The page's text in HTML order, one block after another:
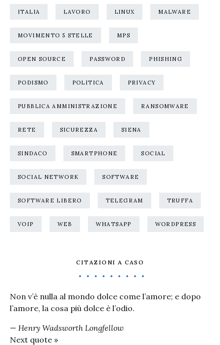
ITALIA LAVORO LINUX MALWARE
MOVIMENTO 5 STELLE MPS
OPEN SOURCE PASSWORD PHISHING
PODISMO POLITICA PRIVACY
PUBBLICA AMMINISTRAZIONE RANSOMWARE
RETE SICUREZZA SIENA
SINDACO SMARTPHONE SOCIAL
SOCIAL NETWORK SOFTWARE
SOFTWARE LIBERO TELEGRAM TRUFFA
VOIP WEB WHATSAPP WORDPRESS
CITAZIONI A CASO
Non v’è nulla al mondo dolce come l’amore; e dopo
l’amore, la cosa più dolce è l’odio.
— Henry Wadsworth Longfellow
Next quote »